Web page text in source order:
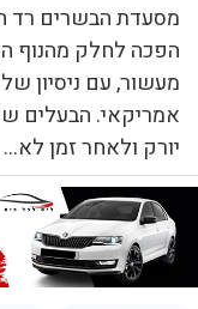
מסעדת הבשרים רד
הפכה לחלק מהנוף
מעשור, עם ניסיון
אמריקאי. הבעלים
יורק ולאחר זמן לא...